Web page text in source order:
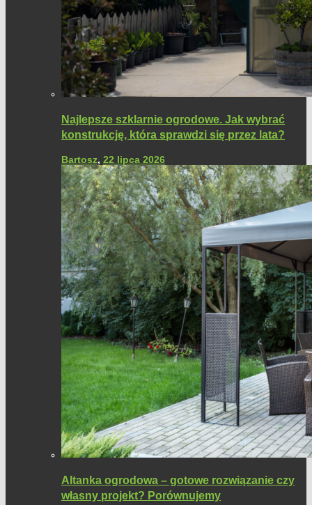
Najlepsze szklarnie ogrodowe. Jak wybrać
konstrukcję, która sprawdzi się przez lata?
Bartosz, 22 lipca 2026
Altanka ogrodowa – gotowe rozwiązanie czy
własny projekt? Porównujemy